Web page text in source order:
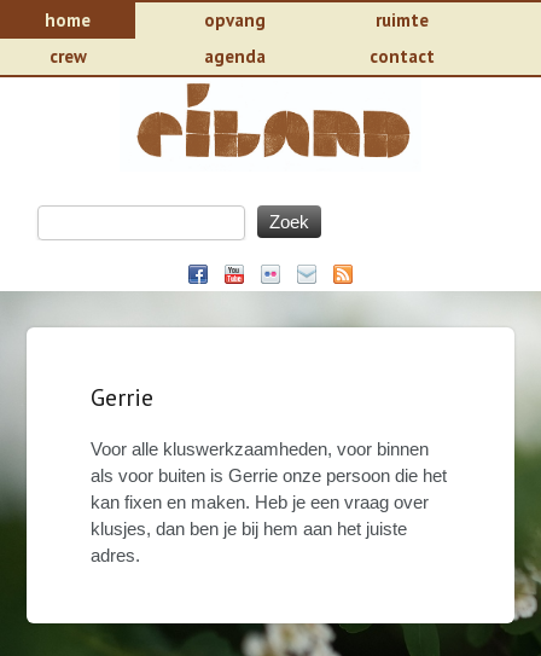
home opvang
ruimte
crew
agenda contact
Gerrie
Voor alle kluswerkzaamheden, voor binnen
als voor buiten is Gerrie onze persoon die het
kan fixen en maken. Heb je een vraag over
klusjes, dan ben je bij hem aan het juiste
adres.